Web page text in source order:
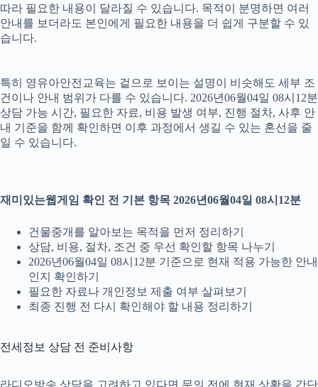
따라 필요한 내용이 달라질 수 있습니다. 목적이 분명하면 여러
안내를 보더라도 본인에게 필요한 내용을 더 쉽게 구분할 수 있
습니다.
특히 영유아안전교육는 겉으로 보이는 설명이 비슷해도 세부 조
건이나 안내 범위가 다를 수 있습니다. 2026년06월04일 08시12분
상담 가능 시간, 필요한 자료, 비용 발생 여부, 진행 절차, 사후 안
내 기준을 함께 확인하면 이후 과정에서 생길 수 있는 혼선을 줄
일 수 있습니다.
재미있는웹게임 확인 전 기본 항목 2026년06월04일 08시12분
건물중개를 알아보는 목적을 먼저 정리하기
상담, 비용, 절차, 조건 중 우선 확인할 항목 나누기
2026년06월04일 08시12분 기준으로 현재 적용 가능한 안내
인지 확인하기
필요한 자료나 개인정보 제출 여부 살펴보기
최종 진행 전 다시 확인해야 할 내용 정리하기
전세정보 상담 전 준비사항